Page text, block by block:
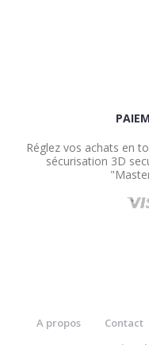
Réglez vos achats en
sécurisation 3D
A propos Contact